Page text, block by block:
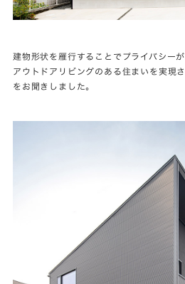
建物形状を雁行することでプライバシー
アウトドアリビングのある住まいを実現
をお聞きしました。